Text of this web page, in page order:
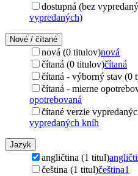
dostupná (bez
vypredaných)
Nové / čítané
nová (0 titulov)nová
čítaná (0 titulov)čítaná
čítaná - výborný stav (0
čítaná - mierne
opotrebovaná
čítané verzie
vypredaných kníh
Jazyk
angličtina (1 titul)
čeština (1 titul)čeština1